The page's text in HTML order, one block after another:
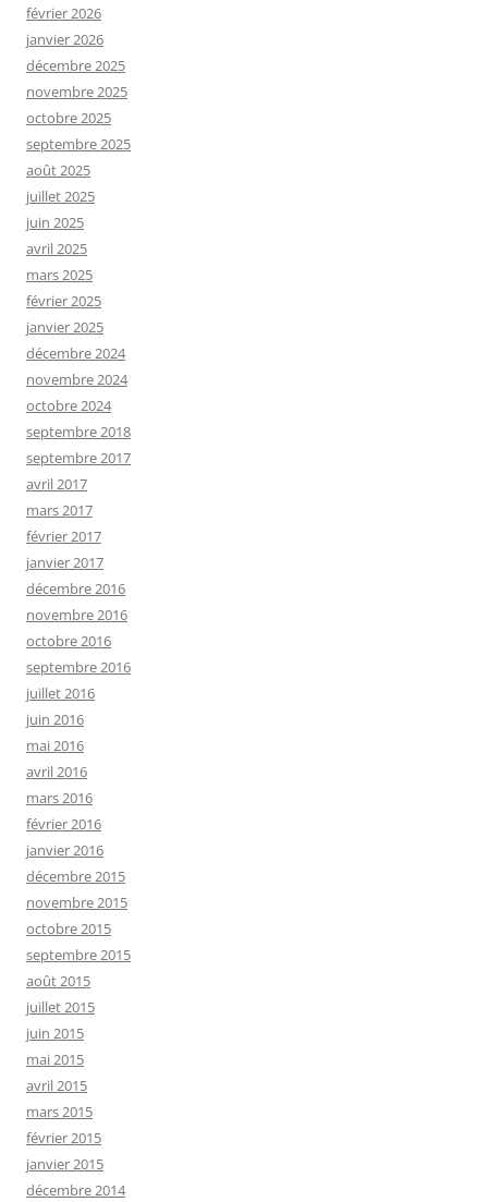
février 2026
janvier 2026
décembre 2025
novembre 2025
octobre 2025
septembre 2025
août 2025
juillet 2025
juin 2025
avril 2025
mars 2025
février 2025
janvier 2025
décembre 2024
novembre 2024
octobre 2024
septembre 2018
septembre 2017
avril 2017
mars 2017
février 2017
janvier 2017
décembre 2016
novembre 2016
octobre 2016
septembre 2016
juillet 2016
juin 2016
mai 2016
avril 2016
mars 2016
février 2016
janvier 2016
décembre 2015
novembre 2015
octobre 2015
septembre 2015
août 2015
juillet 2015
juin 2015
mai 2015
avril 2015
mars 2015
février 2015
janvier 2015
décembre 2014